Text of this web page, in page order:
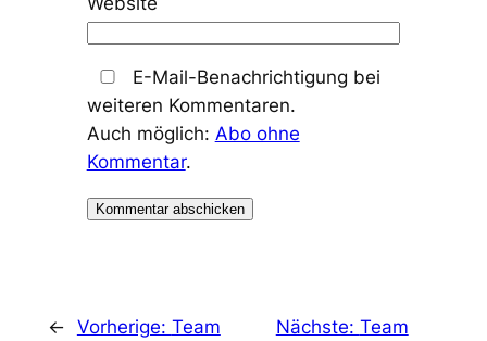
E-Mail-Benachrichtigung bei
weiteren Kommentaren.
Auch möglich: Abo ohne
Kommentar.
← Vorherige: Team
Nächste: Team